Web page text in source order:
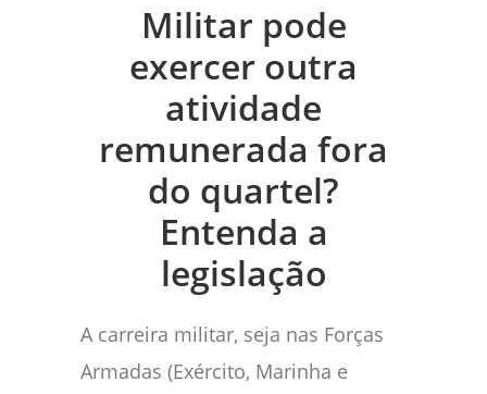
Militar pode
exercer outra
atividade
remunerada fora
do quartel?
Entenda a
legislação
A carreira militar, seja nas Forças
Armadas (Exército, Marinha e